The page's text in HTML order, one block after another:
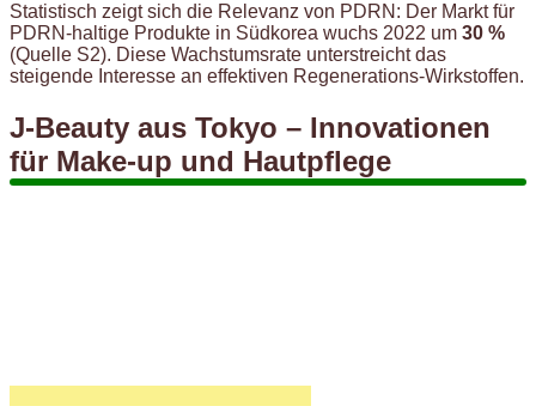
Statistisch zeigt sich die Relevanz von PDRN: Der Markt für
PDRN-haltige Produkte in Südkorea wuchs 2022 um 30 %
(Quelle S2). Diese Wachstumsrate unterstreicht das
steigende Interesse an effektiven Regenerations-Wirkstoffen.
J-Beauty aus Tokyo – Innovationen
für Make-up und Hautpflege